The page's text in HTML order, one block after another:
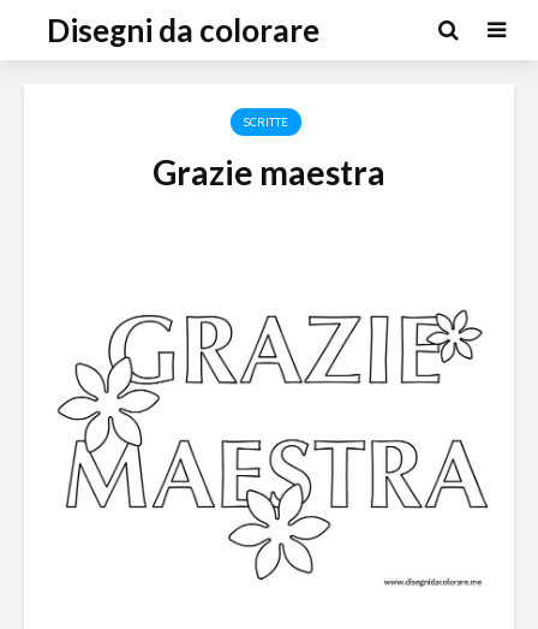
Disegni da colorare
SCRITTE
Grazie maestra